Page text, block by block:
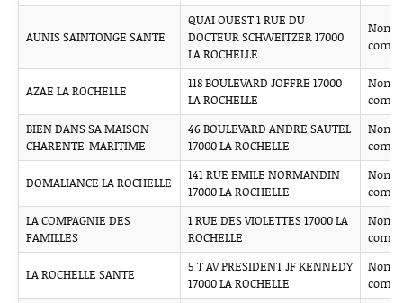
AUNIS SAINTONGE SANTE
QUAI OUEST 1 RUE DU
DOCTEUR SCHWEITZER 17000
LA ROCHELLE
Non
AZAE LA ROCHELLE
118 BOULEVARD JOFFRE 17000
LA ROCHELLE
Non
BIEN DANS SA MAISON
CHARENTE-MARITIME
46 BOULEVARD ANDRE SAUTEL
17000 LA ROCHELLE
Non
DOMALIANCE LA ROCHELLE
141 RUE EMILE NORMANDIN
17000 LA ROCHELLE
Non
LA COMPAGNIE DES
FAMILLES
1 RUE DES VIOLETTES 17000 LA
ROCHELLE
Non
LA ROCHELLE SANTE
5 T AV PRESIDENT JF KENNEDY
17000 LA ROCHELLE
Non